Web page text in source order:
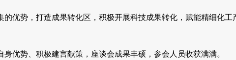
优势，打造成果转化区，积极开展科技成果转化，赋能精细化工
优势、积极建言献策，座谈会成果丰硕，参会人员收获满满。